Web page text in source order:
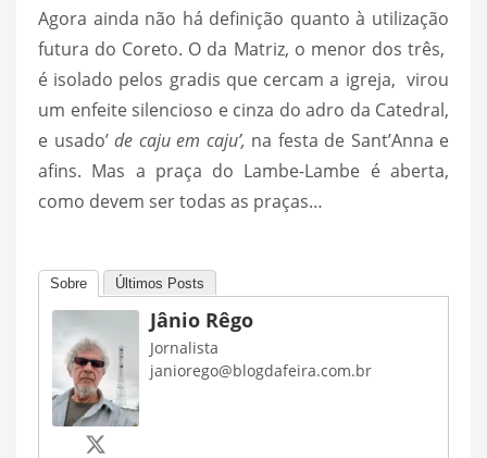
Agora ainda não há definição quanto à utilização
futura do Coreto. O da Matriz, o menor dos três,
é isolado pelos gradis que cercam a igreja, virou
um enfeite silencioso e cinza do adro da Catedral,
e usado’de caju em caju’, na festa de Sant’Anna e
afins. Mas a praça do Lambe-Lambe é aberta,
como devem ser todas as praças…
Sobre Últimos Posts
Jânio Rêgo
Jornalista
janiorego@blogdafeira.com.br